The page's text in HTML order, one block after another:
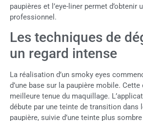
paupières et l’eye-liner permet d’obtenir
professionnel.
Les techniques de
un regard intense
La réalisation d’un smoky eyes
d’une base sur la paupière mobile.
meilleure tenue du maquillage.
débute par une teinte de transition dans
paupière, suivie d’une teinte plus